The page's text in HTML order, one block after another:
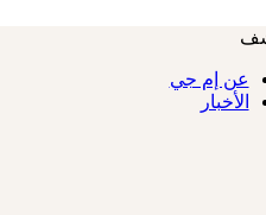
عن إم جي
الأخبار